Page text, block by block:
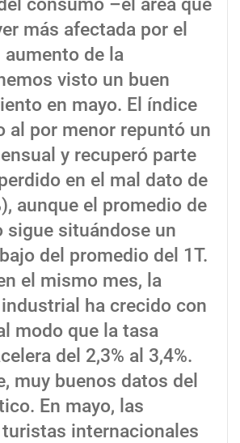
más afectada por el
de la
visto un buen
en mayo. El índice
al por menor repuntó un
y recuperó parte
en el mal dato de
aunque el promedio de
sigue situándose un
del promedio del 1T.
el mismo mes, la
ha crecido con
modo que la tasa
del 2,3% al 3,4%.
muy buenos datos del
En mayo, las
turistas internacionales